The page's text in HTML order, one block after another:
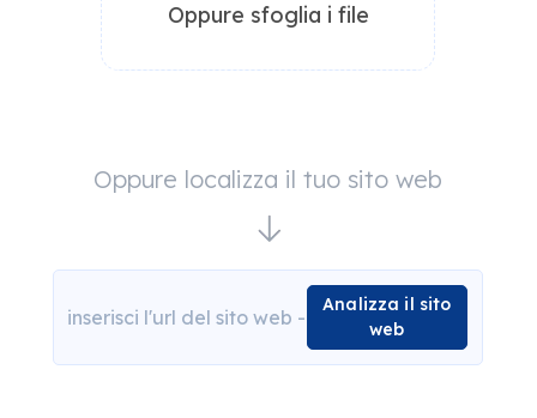
Oppure sfoglia i file
Oppure localizza il tuo sito web
Analizza il sito
web